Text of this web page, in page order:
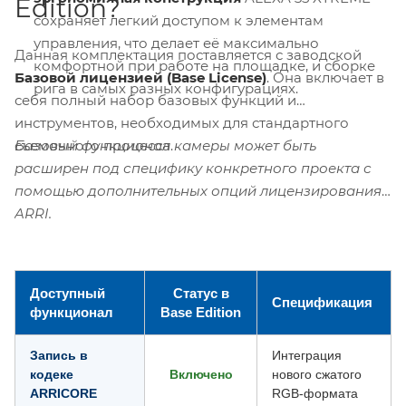
сохраняет легкий доступом к элементам
управления, что делает её максимально
комфортной при работе на площадке, и сборке
рига в самых разных конфигурациях.
Edition?
Данная комплектация поставляется с заводской
Базовой лицензией (Base License). Она включает в
себя полный набор базовых функций и
инструментов, необходимых для стандартного
съемочного процесса.
Базовый функционал камеры может быть
расширен под специфику конкретного проекта с
помощью дополнительных опций лицензирования
ARRI.
Доступный
функционал
Статус в
Base Edition
Спецификация
Запись в
кодеке
ARRICORE
Включено
Интеграция
нового сжатого
RGB-формата